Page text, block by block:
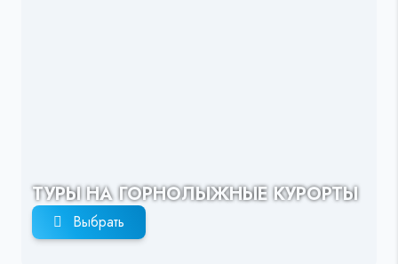
ТУРЫ НА ГОРНОЛЫЖНЫЕ КУРОРТЫ
Выбрать